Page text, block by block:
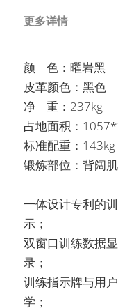
更多详情
颜    色：曜岩黑
皮革颜色：黑色
净    重：237kg
占地面积：
标准配重：143kg
锻炼部位：背
一体设计专利的
示；
双窗口训练数据
录；
训练指示牌与用
学；